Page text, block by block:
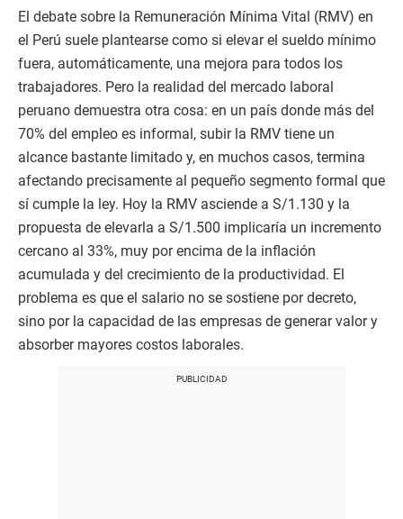
El debate sobre la Remuneración Mínima Vital (RMV) en
el Perú suele plantearse como si elevar el sueldo mínimo
fuera, automáticamente, una mejora para todos los
trabajadores. Pero la realidad del mercado laboral
peruano demuestra otra cosa: en un país donde más del
70% del empleo es informal, subir la RMV tiene un
alcance bastante limitado y, en muchos casos, termina
afectando precisamente al pequeño segmento formal que
sí cumple la ley. Hoy la RMV asciende a S/1.130 y la
propuesta de elevarla a S/1.500 implicaría un incremento
cercano al 33%, muy por encima de la inflación
acumulada y del crecimiento de la productividad. El
problema es que el salario no se sostiene por decreto,
sino por la capacidad de las empresas de generar valor y
absorber mayores costos laborales.